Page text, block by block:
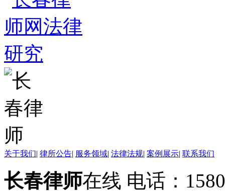
关于我们| 律所公告| 服务领域| 法律法规| 案例展示| 联系我们
长春律师在线 电话：